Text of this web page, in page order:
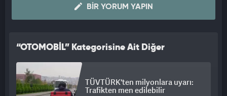
BIR YORUM YAPIN
“OTOMOBİL” Kategorisine Ait Diğer
Videolar
TÜVTÜRK'ten milyonlara uyarı:
Trafikten men edilebilir